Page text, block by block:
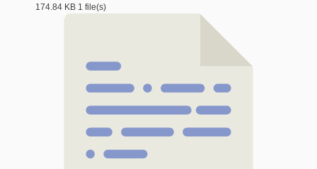
174.84 KB 1 file(s)